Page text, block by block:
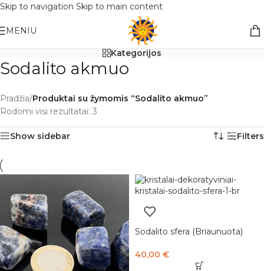
Skip to navigation Skip to main content
Nemokamas pristatymas į paštomatą apsiperkant už 30€!!
MENIU
Kategorijos
Sodalito akmuo
Pradžia/Produktai su žymomis “Sodalito akmuo”
Rodomi visi rezultatai: 3
Show sidebar Filters
Sodalito sfera (Briaunuota)
40,00 €